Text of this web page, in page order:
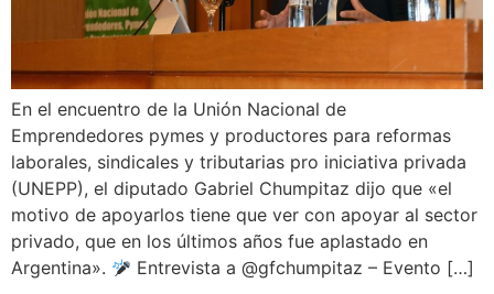
En el encuentro de la Unión Nacional de
Emprendedores pymes y productores para reformas
laborales, sindicales y tributarias pro iniciativa privada
(UNEPP), el diputado Gabriel Chumpitaz dijo que «el
motivo de apoyarlos tiene que ver con apoyar al sector
privado, que en los últimos años fue aplastado en
Argentina».
Entrevista a @gfchumpitaz – Evento […]